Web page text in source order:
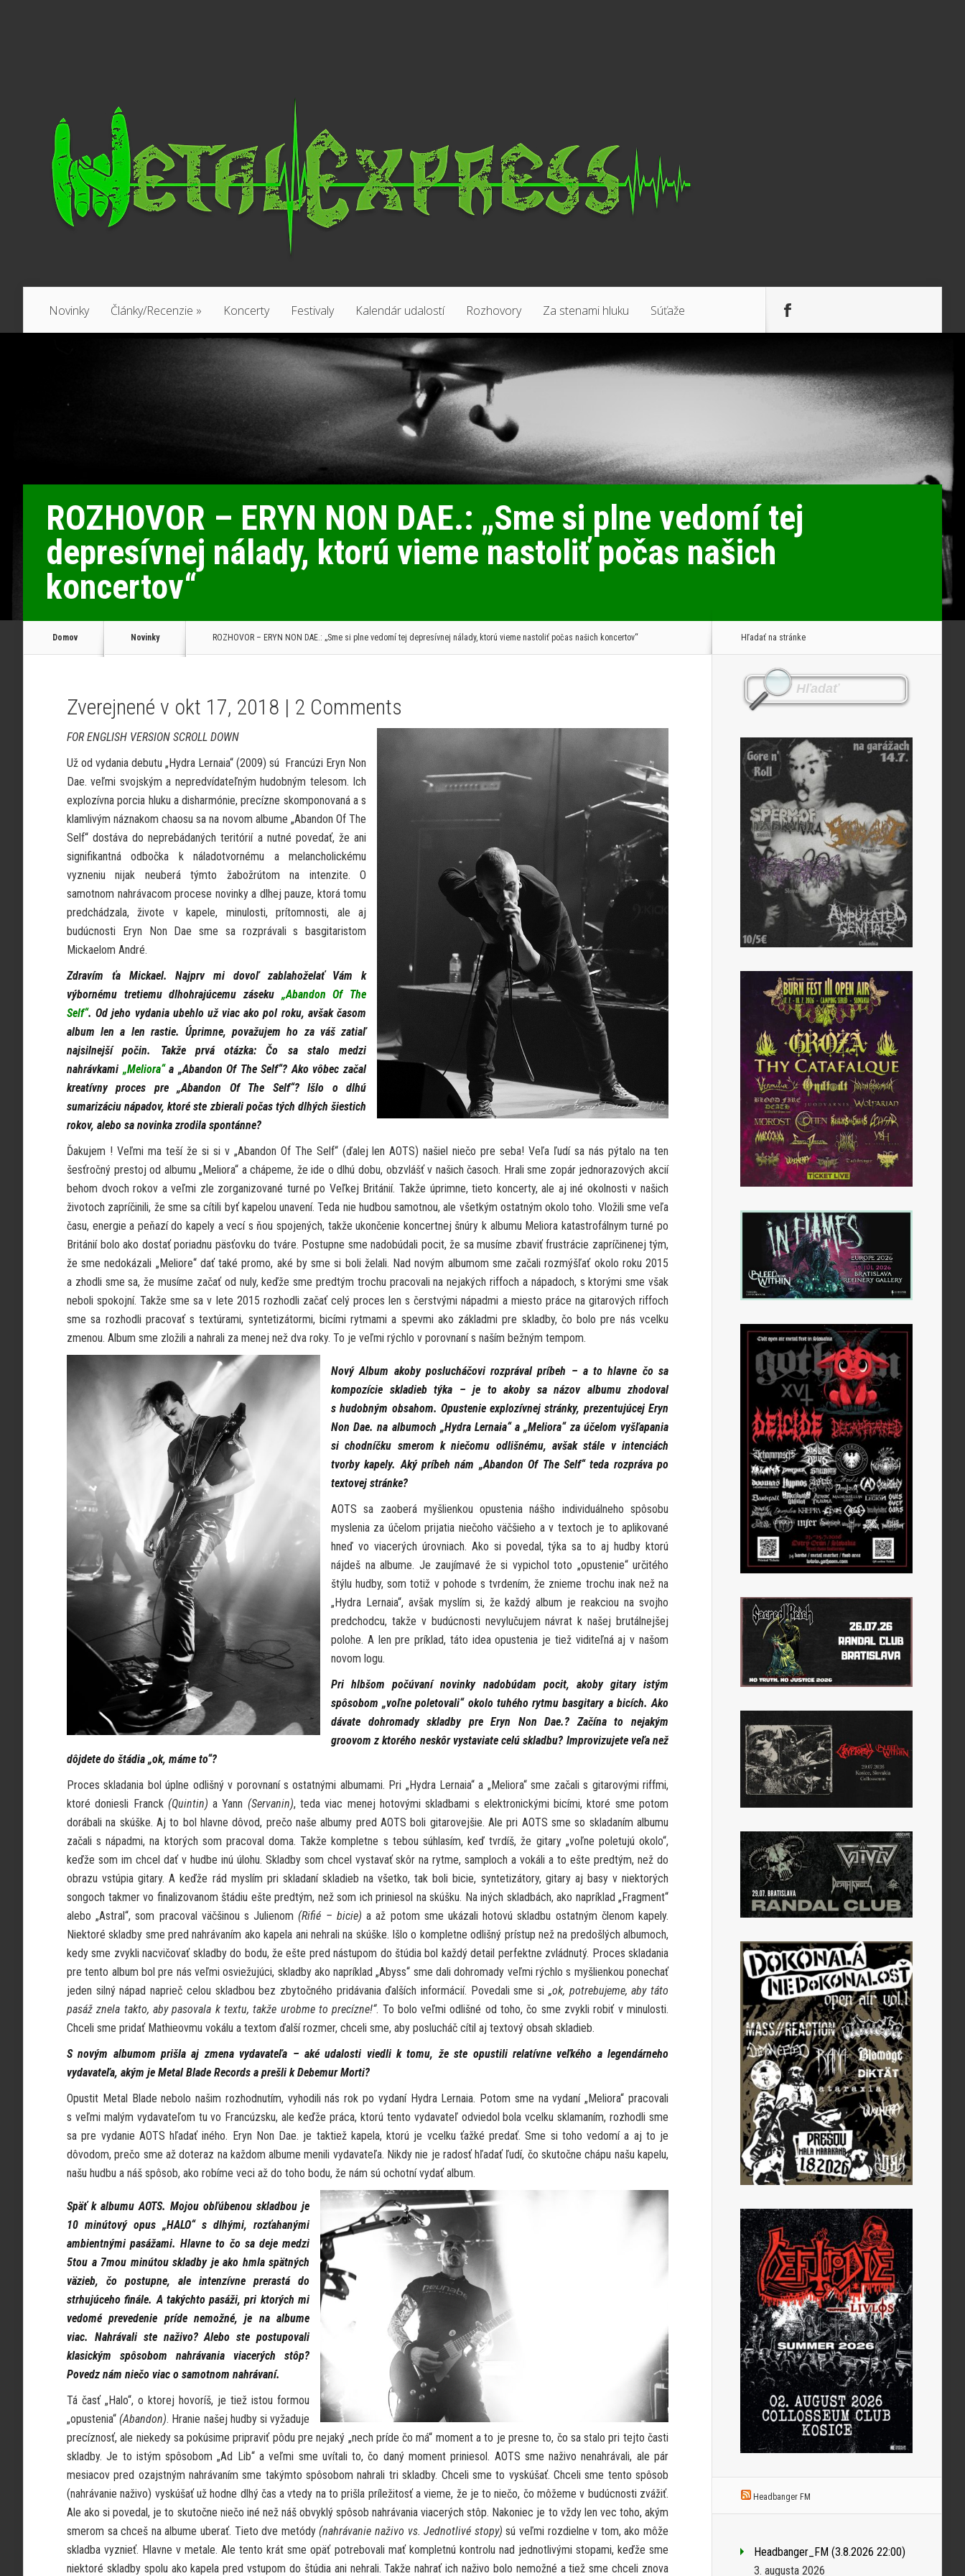
Novinky Články/Recenzie » Koncerty Festivaly Kalendár udalostí Rozhovory Za stenami hluku Súťaže
ROZHOVOR – ERYN NON DAE.: „Sme si plne vedomí tej
depresívnej nálady, ktorú vieme nastoliť počas našich
koncertov“
Domov Novinky ROZHOVOR – ERYN NON DAE.: „Sme si plne vedomí tej depresívnej nálady, ktorú vieme nastoliť počas našich koncertov“
Zverejnené v okt 17, 2018 | 2 Comments
FOR ENGLISH VERSION SCROLL DOWN
Už od vydania debutu „Hydra Lernaia“ (2009) sú Francúzi Eryn Non
Dae. veľmi svojským a nepredvídateľným hudobným telesom. Ich
explozívna porcia hluku a disharmónie, precízne skomponovaná a s
klamlivým náznakom chaosu sa na novom albume „Abandon Of The
Self“ dostáva do neprebádaných teritórií a nutné povedať, že ani
signifikantná odbočka k náladotvornému a melancholickému
vyzneniu nijak neuberá týmto žabožrútom na intenzite. O
samotnom nahrávacom procese novinky a dlhej pauze, ktorá tomu
predchádzala, živote v kapele, minulosti, prítomnosti, ale aj
budúcnosti Eryn Non Dae sme sa rozprávali s basgitaristom
Mickaelom André.
Zdravím ťa Mickael. Najprv mi dovoľ zablahoželať Vám k
výbornému tretiemu dlhohrajúcemu záseku „Abandon Of The
Self“. Od jeho vydania ubehlo už viac ako pol roku, avšak časom
album len a len rastie. Úprimne, považujem ho za váš zatiaľ
najsilnejší počin. Takže prvá otázka: Čo sa stalo medzi
nahrávkami „Meliora“a „Abandon Of The Self“? Ako vôbec začal
kreatívny proces pre „Abandon Of The Self“? Išlo o dlhú
sumarizáciu nápadov, ktoré ste zbierali počas tých dlhých šiestich
rokov, alebo sa novinka zrodila spontánne?
Ďakujem ! Veľmi ma teší že si si v „Abandon Of The Self“ (ďalej len AOTS) našiel niečo pre seba! Veľa ľudí sa nás pýtalo na ten
šesťročný prestoj od albumu „Meliora“ a chápeme, že ide o dlhú dobu, obzvlášť v našich časoch. Hrali sme zopár jednorazových akcií
behom dvoch rokov a veľmi zle zorganizované turné po Veľkej Británií. Takže úprimne, tieto koncerty, ale aj iné okolnosti v našich
životoch zapríčinili, že sme sa cítili byť kapelou unavení. Teda nie hudbou samotnou, ale všetkým ostatným okolo toho. Vložili sme veľa
času, energie a peňazí do kapely a vecí s ňou spojených, takže ukončenie koncertnej šnúry k albumu Meliora katastrofálnym turné po
Británií bolo ako dostať poriadnu päsťovku do tváre. Postupne sme nadobúdali pocit, že sa musíme zbaviť frustrácie zapríčinenej tým,
že sme nedokázali „Meliore“ dať také promo, aké by sme si boli želali. Nad novým albumom sme začali rozmýšľať okolo roku 2015
a zhodli sme sa, že musíme začať od nuly, keďže sme predtým trochu pracovali na nejakých riffoch a nápadoch, s ktorými sme však
neboli spokojní. Takže sme sa v lete 2015 rozhodli začať celý proces len s čerstvými nápadmi a miesto práce na gitarových riffoch
sme sa rozhodli pracovať s textúrami, syntetizátormi, bicími rytmami a spevmi ako základmi pre skladby, čo bolo pre nás vcelku
zmenou. Album sme zložili a nahrali za menej než dva roky. To je veľmi rýchlo v porovnaní s naším bežným tempom.
Nový Album akoby poslucháčovi rozprával príbeh – a to hlavne čo sa
kompozície skladieb týka – je to akoby sa názov albumu zhodoval
s hudobným obsahom. Opustenie explozívnej stránky, prezentujúcej Eryn
Non Dae. na albumoch „Hydra Lernaia“ a „Meliora“ za účelom vyšľapania
si chodníčku smerom k niečomu odlišnému, avšak stále v intenciách
tvorby kapely. Aký príbeh nám „Abandon Of The Self“ teda rozpráva po
textovej stránke?
AOTS sa zaoberá myšlienkou opustenia nášho individuálneho spôsobu
myslenia za účelom prijatia niečoho väčšieho a v textoch je to aplikované
hneď vo viacerých úrovniach. Ako si povedal, týka sa to aj hudby ktorú
nájdeš na albume. Je zaujímavé že si vypichol toto „opustenie“ určitého
štýlu hudby, som totiž v pohode s tvrdením, že znieme trochu inak než na
„Hydra Lernaia“, avšak myslím si, že každý album je reakciou na svojho
predchodcu, takže v budúcnosti nevylučujem návrat k našej brutálnejšej
polohe. A len pre príklad, táto idea opustenia je tiež viditeľná aj v našom
novom logu.
Pri hlbšom počúvaní novinky nadobúdam pocit, akoby gitary istým
spôsobom „voľne poletovali“ okolo tuhého rytmu basgitary a bicích. Ako
dávate dohromady skladby pre Eryn Non Dae.? Začína to nejakým
groovom z ktorého neskôr vystaviate celú skladbu? Improvizujete veľa než
dôjdete do štádia „ok, máme to“?
Proces skladania bol úplne odlišný v porovnaní s ostatnými albumami. Pri „Hydra Lernaia“ a „Meliora“ sme začali s gitarovými riffmi,
ktoré doniesli Franck (Quintin) a Yann (Servanin), teda viac menej hotovými skladbami s elektronickými bicími, ktoré sme potom
dorábali na skúške. Aj to bol hlavne dôvod, prečo naše albumy pred AOTS boli gitarovejšie. Ale pri AOTS sme so skladaním albumu
začali s nápadmi, na ktorých som pracoval doma. Takže kompletne s tebou súhlasím, keď tvrdíš, že gitary „voľne poletujú okolo“,
keďže som im chcel dať v hudbe inú úlohu. Skladby som chcel vystavať skôr na rytme, samploch a vokáli a to ešte predtým, než do
obrazu vstúpia gitary. A keďže rád myslím pri skladaní skladieb na všetko, tak boli bicie, syntetizátory, gitary aj basy v niektorých
songoch takmer vo finalizovanom štádiu ešte predtým, než som ich priniesol na skúšku. Na iných skladbách, ako napríklad „Fragment“
alebo „Astral“, som pracoval väčšinou s Julienom(Rifié – bicie) a až potom sme ukázali hotovú skladbu ostatným členom kapely.
Niektoré skladby sme pred nahrávaním ako kapela ani nehrali na skúške. Išlo o kompletne odlišný prístup než na predošlých albumoch,
kedy sme zvykli nacvičovať skladby do bodu, že ešte pred nástupom do štúdia bol každý detail perfektne zvládnutý. Proces skladania
pre tento album bol pre nás veľmi osviežujúci, skladby ako napríklad „Abyss“ sme dali dohromady veľmi rýchlo s myšlienkou ponechať
jeden silný nápad naprieč celou skladbou bez zbytočného pridávania ďalších informácií. Povedali sme si „ok, potrebujeme, aby táto
pasáž znela takto, aby pasovala k textu, takže urobme to precízne!“. To bolo veľmi odlišné od toho, čo sme zvykli robiť v minulosti.
Chceli sme pridať Mathieovmu vokálu a textom ďalší rozmer, chceli sme, aby poslucháč cítil aj textový obsah skladieb.
S novým albumom prišla aj zmena vydavateľa – aké udalosti viedli k tomu, že ste opustili relatívne veľkého a legendárneho
vydavateľa, akým je Metal Blade Records a prešli k Debemur Morti?
Opustit Metal Blade nebolo našim rozhodnutím, vyhodili nás rok po vydaní Hydra Lernaia. Potom sme na vydaní „Meliora“ pracovali
s veľmi malým vydavateľom tu vo Francúzsku, ale keďže práca, ktorú tento vydavateľ odviedol bola vcelku sklamaním, rozhodli sme
sa pre vydanie AOTS hľadať iného. Eryn Non Dae. je taktiež kapela, ktorú je vcelku ťažké predať. Sme si toho vedomí a aj to je
dôvodom, prečo sme až doteraz na každom albume menili vydavateľa. Nikdy nie je radosť hľadať ľudí, čo skutočne chápu našu kapelu,
našu hudbu a náš spôsob, ako robíme veci až do toho bodu, že nám sú ochotní vydať album.
Späť k albumu AOTS. Mojou obľúbenou skladbou je
10 minútový opus „HALO“ s dlhými, rozťahanými
ambientnými pasážami. Hlavne to čo sa deje medzi
5tou a 7mou minútou skladby je ako hmla spätných
väzieb, čo postupne, ale intenzívne prerastá do
strhujúceho finále. A takýchto pasáži, pri ktorých mi
vedomé prevedenie príde nemožné, je na albume
viac. Nahrávali ste naživo? Alebo ste postupovali
klasickým spôsobom nahrávania viacerých stôp?
Povedz nám niečo viac o samotnom nahrávaní.
Tá časť „Halo“, o ktorej hovoríš, je tiež istou formou
„opustenia“(Abandon). Hranie našej hudby si vyžaduje
precíznosť, ale niekedy sa pokúsime pripraviť pôdu pre nejaký „nech príde čo má“ moment a to je presne to, čo sa stalo pri tejto časti
skladby. Je to istým spôsobom „Ad Lib“ a veľmi sme uvítali to, čo daný moment priniesol. AOTS sme naživo nenahrávali, ale pár
mesiacov pred ozajstným nahrávaním sme takýmto spôsobom nahrali tri skladby. Chceli sme to vyskúšať. Chceli sme tento spôsob
(nahrávanie naživo) vyskúšať už hodne dlhý čas a vtedy na to prišla príležitosť a vieme, že je to niečo, čo môžeme v budúcnosti zvážiť.
Ale ako si povedal, je to skutočne niečo iné než náš obvyklý spôsob nahrávania viacerých stôp. Nakoniec je to vždy len vec toho, akým
smerom sa chceš na albume uberať. Tieto dve metódy(nahrávanie naživo vs. Jednotlivé stopy) sú veľmi rozdielne v tom, ako môže
skladba vyznieť. Hlavne v metale. Ale tento krát sme opäť potrebovali mať kompletnú kontrolu nad jednotlivými stopami, keďže sme
niektoré skladby spolu ako kapela pred vstupom do štúdia ani nehrali. Takže nahrať ich naživo bolo nemožné a tiež sme chceli znova
Hľadať na stránke
Headbanger FM
Headbanger_FM (3.8.2026 22:00)
3. augusta 2026